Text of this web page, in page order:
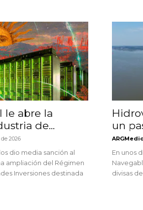
le abre la
de...
2026
dio media sanción al
ampliación del Régimen
Inversiones destinada
un
En unos
divisas